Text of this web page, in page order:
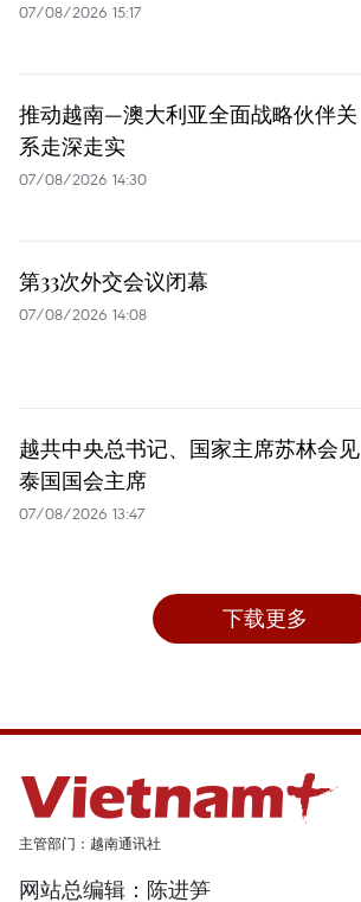
07/08/2026 15:17
推动越南—澳大利亚全面战略伙伴关
系走深走实
07/08/2026 14:30
第33次外交会议闭幕
07/08/2026 14:08
越共中央总书记、国家主席苏林会见
泰国国会主席
07/08/2026 13:47
下载更多
主管部门：越南通讯社
网站总编辑：陈进笋